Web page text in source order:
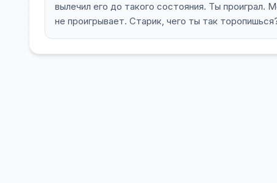
вылечил его до такого состояния. Ты проиграл.
не проигрывает. Старик, чего ты так